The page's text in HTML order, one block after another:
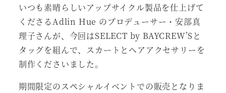
いつも素晴らしいアップサイクル製品を仕上げて
くださるAdlin Hue のプロデューサー・安部真
理子さんが、今回はSELECT by BAYCREW’Sと
タッグを組んで、スカートとヘアアクセサリーを
制作くださいました。
期間限定のスペシャルイベントでの販売となりま